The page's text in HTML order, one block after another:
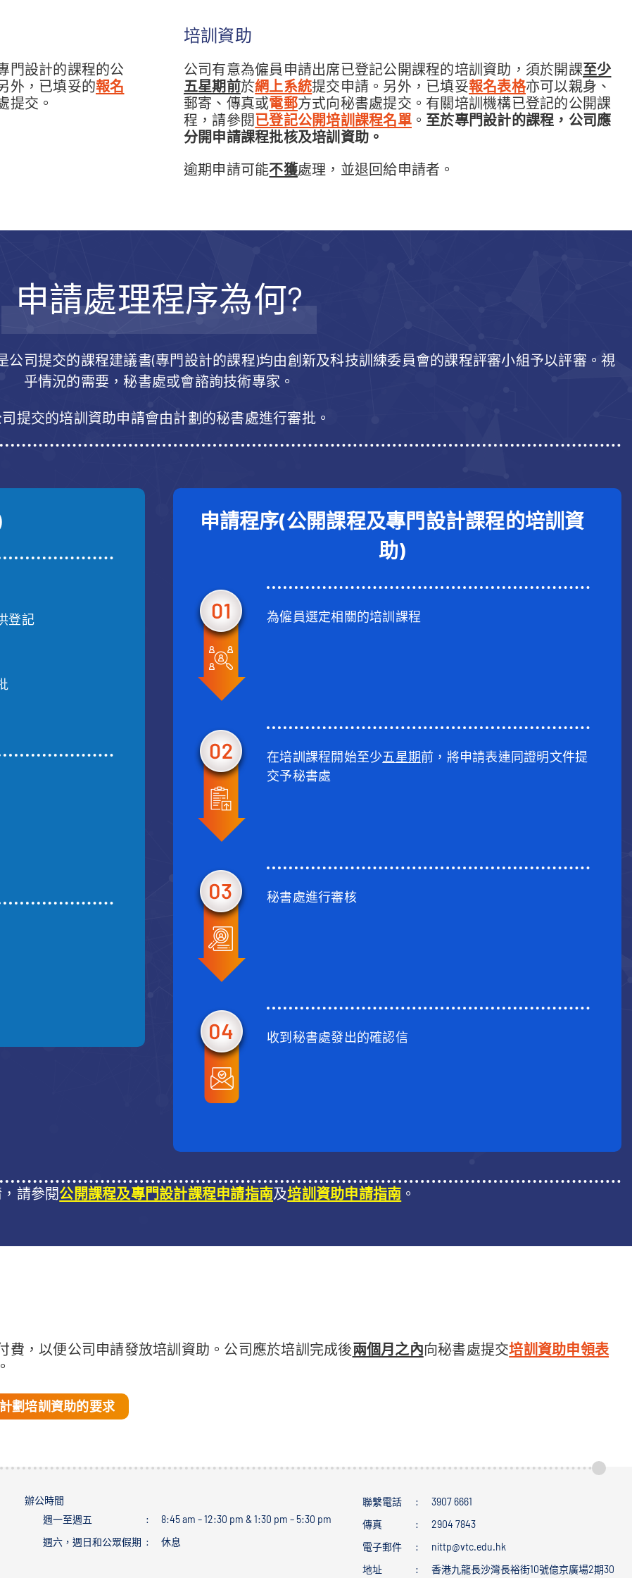
門設計的課程的公
外，已填妥的報名
提交。
培訓資助
公司有意為僱員申請出席已登記公開課程的培訓資助，須於開課至少
五星期前於網上系統提交申請。另外，已填妥報名表格亦可以親身、
郵寄、傳真或電郵方式向秘書處提交。有關培訓機構已登記的公開課
程，請參閱已登記公開培訓課程名單。 至於專門設計的課程，公司應
分開申請課程批核及培訓資助。
逾期申請可能不獲處理，並退回給申請者。
申請處理程序為何?
公司提交的課程建議書(專門設計的課程)均由創新及科技訓練委員會的課程評審小組予以評審。視
乎情況的需要，秘書處或會諮詢技術專家。
提交的培訓資助申請會由計劃的秘書處進行審批。
登記
申請程序(公開課程及專門設計課程的培訓資
助)
為僱員選定相關的培訓課程
在培訓課程開始至少五星期前，將申請表連同證明文件提
交予秘書處
秘書處進行審核
收到秘書處發出的確認信
請參閱公開課程及專門設計課程申請指南及培訓資助申請指南 。
，以便公司申請發放培訓資助。公司應於培訓完成後兩個月之內向秘書處提交培訓資助申領表
劃培訓資助的要求
辦公時間
週一至週五
8:45 am – 12:30 pm & 1:30 pm – 5:30 pm
週六，週日和公眾假期
休息
聯繫電話
3907 6661
傳真
2904 7843
電子郵件
nittp@vtc.edu.hk
地址
香港九龍長沙灣長裕街10號億京廣場2期30